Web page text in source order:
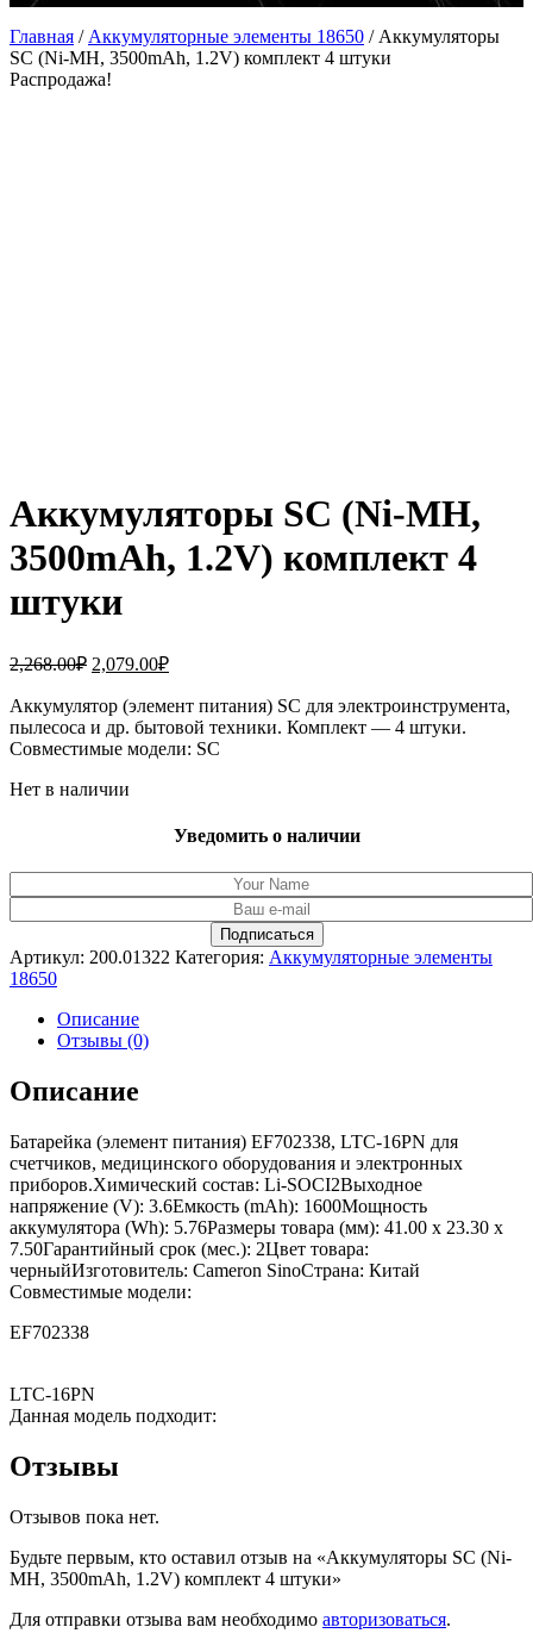
Главная / Аккумуляторные элементы 18650 / Аккумуляторы
SC (Ni-MH, 3500mAh, 1.2V) комплект 4 штуки
Распродажа!
Аккумуляторы SC (Ni-MH,
3500mAh, 1.2V) комплект 4
штуки
2,268.00₽ Первоначальная
составляла
2,268.00₽.
2,079.00₽Текущая
2,079.00₽.
Аккумулятор (элемент питания) SC для электроинструмента,
пылесоса и др. бытовой техники. Комплект — 4 штуки.
Совместимые модели: SC
Нет в наличии
Уведомить о наличии
Артикул: 200.01322 Категория: Аккумуляторные элементы
18650
Описание
Отзывы (0)
Описание
Батарейка (элемент питания) EF702338, LTC-16PN для
счетчиков, медицинского оборудования и электронных
приборов.Химический состав: Li-SOCI2Выходное
напряжение (V): 3.6Емкость (mAh): 1600Мощность
аккумулятора (Wh): 5.76Размеры товара (мм): 41.00 x 23.30 x
7.50Гарантийный срок (мес.): 2Цвет товара:
черныйИзготовитель: Cameron SinoСтрана: Китай
Совместимые модели:
EF702338
LTC-16PN
Данная модель подходит:
Отзывы
Отзывов пока нет.
Будьте первым, кто оставил отзыв на «Аккумуляторы SC (Ni-
MH, 3500mAh, 1.2V) комплект 4 штуки»
Для отправки отзыва вам необходимо авторизоваться.